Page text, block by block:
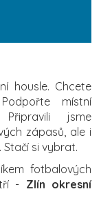
housle. Chcete
místní
jsme
zápasů, ale i
si vybrat.
fotbalových
- Zlín okresní